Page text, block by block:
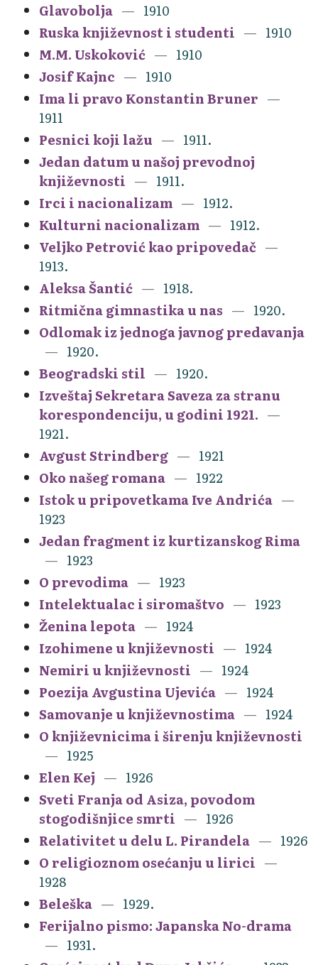
Glavobolja
1910
Ruska književnost i studenti
1910
M.M. Uskoković
1910
Josif Kajnc
1910
Ima li pravo Konstantin Bruner
1911
Pesnici koji lažu
1911.
Jedan datum u našoj prevodnoj
književnosti
1911.
Irci i nacionalizam
1912.
Kulturni nacionalizam
1912.
Veljko Petrović kao pripovedač
1913.
Aleksa Šantić
1918.
Ritmična gimnastika u nas
1920.
Odlomak iz jednoga javnog predavanja
1920.
Beogradski stil
1920.
Izveštaj Sekretara Saveza za stranu
korespondenciju, u godini 1921.
1921.
Avgust Strindberg
1921
Oko našeg romana
1922
Istok u pripovetkama Ive Andrića
1923
Jedan fragment iz kurtizanskog Rima
1923
O prevodima
1923
Intelektualac i siromaštvo
1923
Ženina lepota
1924
Izohimene u književnosti
1924
Nemiri u književnosti
1924
Poezija Avgustina Ujevića
1924
Samovanje u književnostima
1924
O književnicima i širenju književnosti
1925
Elen Kej
1926
Sveti Franja od Asiza, povodom
stogodišnjice smrti
1926
Relativitet u delu L. Pirandela
1926
O religioznom osećanju u lirici
1928
Beleška
1929.
Ferijalno pismo: Japanska No-drama
1931.